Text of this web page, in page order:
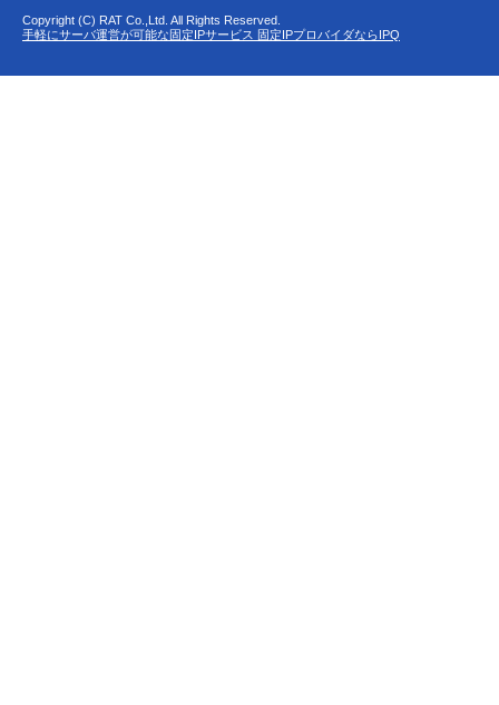
Copyright (C) RAT Co.,Ltd. All Rights Reserved.
手軽にサーバ運営が可能な固定IPサービス 固定IPプロバイダならIPQ